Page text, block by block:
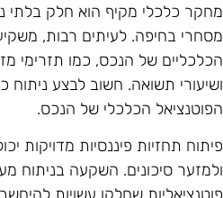
כלכלי מקיף הוא חלק בלתי
בחיפה. לעיתים רבות,
של הנכס, כמו תזרימי
תשואה. חשוב לבצע ניתוח
הכלכלי של הנכס.
תחזיות פיננסיות מדויקות
סיכונים. השקעה בניתוח